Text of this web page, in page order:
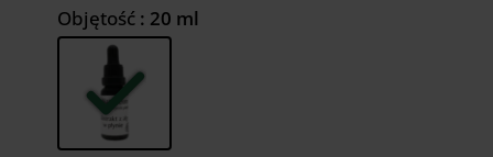
Objętość : 20 ml